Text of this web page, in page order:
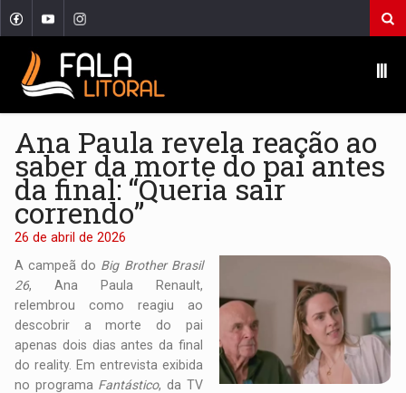
Ana Paula revela reação ao
saber da morte do pai antes
da final: “Queria sair
correndo”
26 de abril de 2026
A campeã do Big Brother Brasil
26, Ana Paula Renault,
relembrou como reagiu ao
descobrir a morte do pai
apenas dois dias antes da final
do reality. Em entrevista exibida
no programa Fantástico, da TV